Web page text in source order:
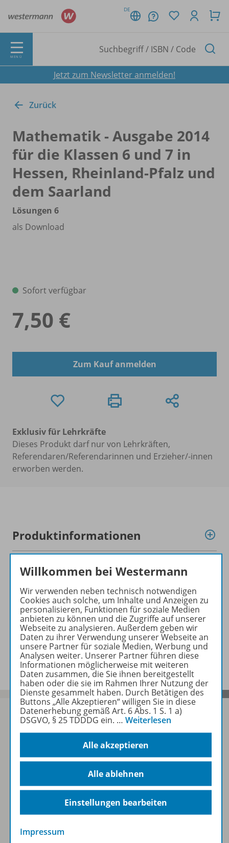
DE
MENÜ
Jetzt zum Newsletter anmelden!
Zurück
Mathematik - Ausgabe 2014
für die Klassen 6 und 7 in
Hessen, Rheinland-Pfalz und
dem Saarland
Lösungen 6
als Download
Sofort verfügbar
7,50 €
Zum Kauf anmelden
Exklusiv für Lehrkräfte
Dieses Produkt darf nur von Lehrkräften,
Referendaren/Referendarinnen und Erzieher/-innen
erworben werden.
Produktinformationen
Beschreibung
Zugehörige Produkte
Benachrichtigungs-Service
Zum Newsletter anmelden
Willkommen bei Westermann
Wir verwenden neben technisch notwendigen
Cookies auch solche, um Inhalte und Anzeigen zu
personalisieren, Funktionen für soziale Medien
anbieten zu können und die Zugriffe auf unserer
Webseite zu analysieren. Außerdem geben wir
Daten zu ihrer Verwendung unserer Webseite an
unsere Partner für soziale Medien, Werbung und
Analysen weiter. Unserer Partner führen diese
Informationen möglicherweise mit weiteren
Daten zusammen, die Sie ihnen bereitgestellt
haben oder die sie im Rahmen Ihrer Nutzung der
Dienste gesammelt haben. Durch Betätigen des
Buttons „Alle Akzeptieren“ willigen Sie in diese
Datenerhebung gemäß Art. 6 Abs. 1 S. 1 a)
DSGVO, § 25 TDDDG ein. … Weiterlesen
Alle akzeptieren
Alle ablehnen
Einstellungen bearbeiten
Impressum